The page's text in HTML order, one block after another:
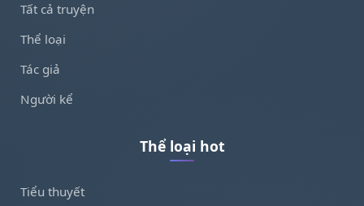
Tất cả truyện
Thể loại
Tác giả
Người kể
Thể loại hot
Tiểu thuyết